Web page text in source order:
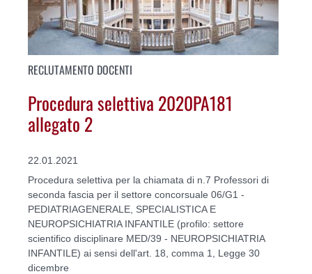
RECLUTAMENTO DOCENTI
Procedura selettiva 2020PA181
allegato 2
22.01.2021
Procedura selettiva per la chiamata di n.7 Professori di
seconda fascia per il settore concorsuale 06/G1 -
PEDIATRIAGENERALE, SPECIALISTICA E
NEUROPSICHIATRIA INFANTILE (profilo: settore
scientifico disciplinare MED/39 - NEUROPSICHIATRIA
INFANTILE) ai sensi dell'art. 18, comma 1, Legge 30
dicembre